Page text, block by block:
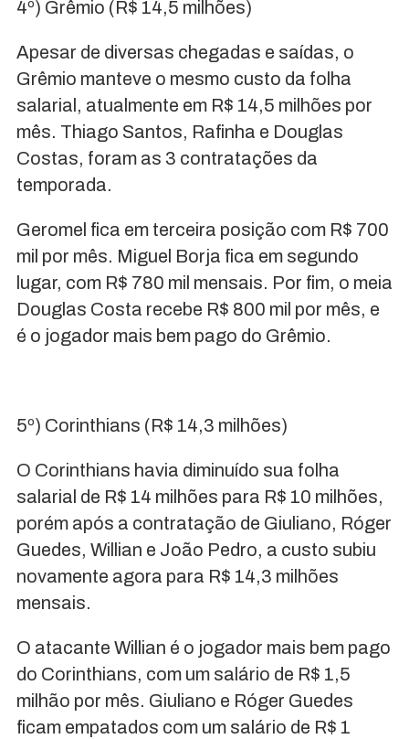
4º) Grêmio (R$ 14,5 milhões)
Apesar de diversas chegadas e saídas, o
Grêmio manteve o mesmo custo da folha
salarial, atualmente em R$ 14,5 milhões por
mês. Thiago Santos, Rafinha e Douglas
Costas, foram as 3 contratações da
temporada.
Geromel fica em terceira posição com R$ 700
mil por mês. Miguel Borja fica em segundo
lugar, com R$ 780 mil mensais. Por fim, o meia
Douglas Costa recebe R$ 800 mil por mês, e
é o jogador mais bem pago do Grêmio.
5º) Corinthians (R$ 14,3 milhões)
O Corinthians havia diminuído sua folha
salarial de R$ 14 milhões para R$ 10 milhões,
porém após a contratação de Giuliano, Róger
Guedes, Willian e João Pedro, a custo subiu
novamente agora para R$ 14,3 milhões
mensais.
O atacante Willian é o jogador mais bem pago
do Corinthians, com um salário de R$ 1,5
milhão por mês. Giuliano e Róger Guedes
ficam empatados com um salário de R$ 1